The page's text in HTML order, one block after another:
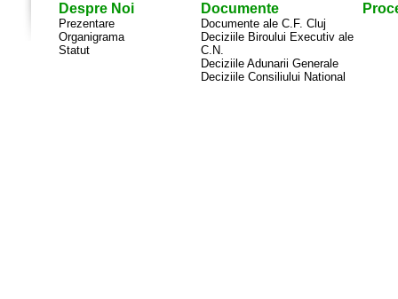
Despre Noi
Prezentare
Organigrama
Statut
Documente
Documente ale C.F. Cluj
Deciziile Biroului Executiv ale
C.N.
Deciziile Adunarii Generale
Deciziile Consiliului National